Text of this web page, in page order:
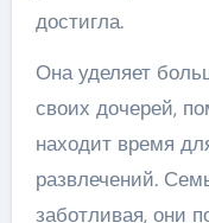
достигла.
Она уделяет
своих дочерей,
находит время
развлечений.
заботливая, они